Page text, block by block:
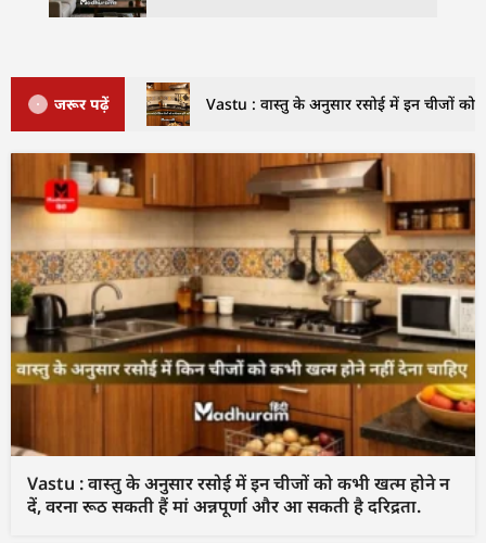
जरूर पढ़ें Vastu : वास्तु के अनुसार रसोई में इन चीजों को
Vastu : वास्तु के अनुसार रसोई में इन चीजों को कभी खत्म होने न
दें, वरना रूठ सकती हैं मां अन्नपूर्णा और आ सकती है दरिद्रता.